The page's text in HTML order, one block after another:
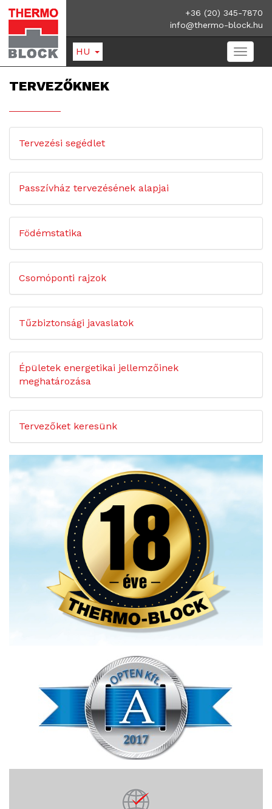
+36 (20) 345-7870
info@thermo-block.hu
HU
TERVEZŐKNEK
Tervezési segédlet
Passzívház tervezésének alapjai
Födémstatika
Csomóponti rajzok
Tűzbiztonsági javaslatok
Épületek energetikai jellemzőinek
meghatározása
Tervezőket keresünk